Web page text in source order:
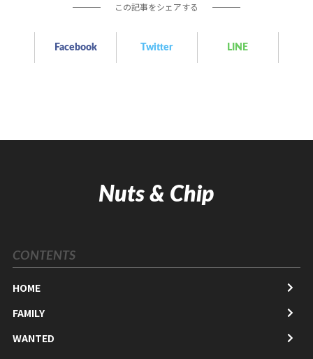
この記事をシェアする
Facebook Twitter LINE
Nuts & Chip
CONTENTS
HOME
FAMILY
WANTED